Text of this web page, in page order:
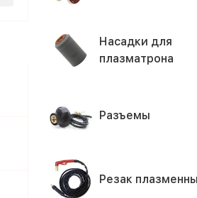
Насадки для
плазматрона
Разъемы
Резак